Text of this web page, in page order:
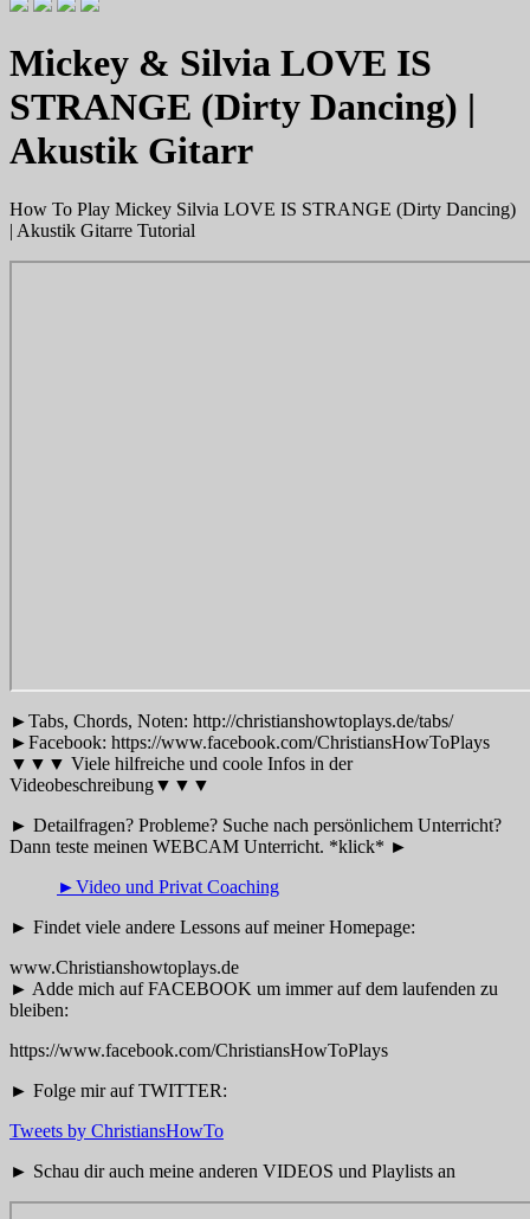
Willkommen zu Christians How
To Plays
Mickey & Silvia LOVE IS
STRANGE (Dirty Dancing) |
Akustik Gitarr
How To Play Mickey Silvia LOVE IS STRANGE (Dirty Dancing)
| Akustik Gitarre Tutorial
►Tabs, Chords, Noten: http://christianshowtoplays.de/tabs/
►Facebook: https://www.facebook.com/ChristiansHowToPlays
▼▼▼ Viele hilfreiche und coole Infos in der
Videobeschreibung▼▼▼
► Detailfragen? Probleme? Suche nach persönlichem Unterricht?
Dann teste meinen WEBCAM Unterricht. *klick* ►
►Video und Privat Coaching
► Findet viele andere Lessons auf meiner Homepage:
www.Christianshowtoplays.de
► Adde mich auf FACEBOOK um immer auf dem laufenden zu
bleiben:
https://www.facebook.com/ChristiansHowToPlays
► Folge mir auf TWITTER:
Tweets by ChristiansHowTo
► Schau dir auch meine anderen VIDEOS und Playlists an